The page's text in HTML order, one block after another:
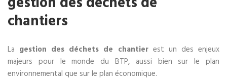
chantiers
La gestion des déchets de chantierest un des enjeux
majeurs pour le monde du BTP, aussi bien sur le plan
environnemental que sur le plan économique.